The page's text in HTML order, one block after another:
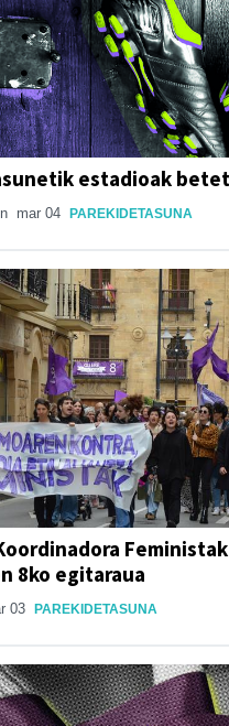
estadioak
mar 04 PAREKIDETASUNA
8ko egitaraua
03 PAREKIDETASUNA